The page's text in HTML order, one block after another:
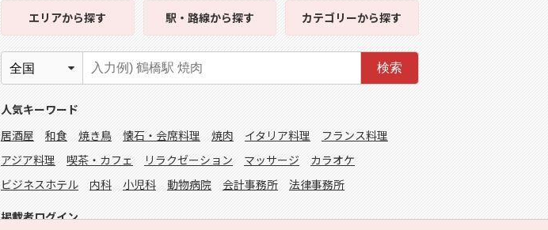
エリアから探す 駅・路線から探す カテゴリーから探す
検索
人気キーワード
居酒屋
和食 焼き鳥 懐石・会席料理 焼肉 イタリア料理
フランス料理
アジア料理
喫茶・カフェ リラクゼーション マッサージ
カラオケ
ビジネスホテル
内科 小児科 動物病院 会計事務所 法律事務所
掲載者ログイン